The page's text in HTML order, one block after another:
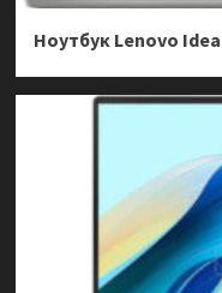
Ноутбук Lenovo